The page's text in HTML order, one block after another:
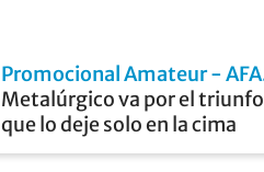
Promocional Amateur - AFA
Metalúrgico va por el triunfo
que lo deje solo en la cima